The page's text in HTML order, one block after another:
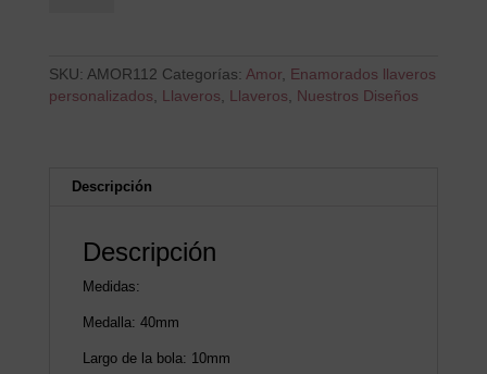
SKU: AMOR112 Categorías: Amor, Enamorados llaveros
personalizados, Llaveros, Llaveros, Nuestros Diseños
Descripción
Descripción
Medidas:
Medalla: 40mm
Largo de la bola: 10mm